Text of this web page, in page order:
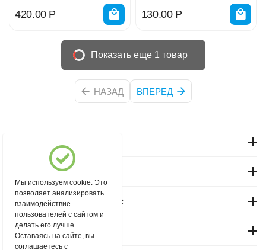
420.00 Р 130.00 Р
Показать еще 1 товар
НАЗАД ВПЕРЕД
Магазин "Северный"
Покупательский сервис
Контакты
Мы используем cookie. Это
позволяет анализировать
взаимодействие
пользователей с сайтом и
делать его лучше.
Оставаясь на сайте, вы
соглашаетесь с